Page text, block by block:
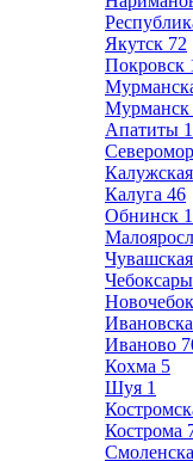
Якутск 72
Покровск
Мурманск
Апатиты
Калуга 46
Обнинск
Чебоксары
Иваново
Кохма 5
Шуя 1
Кострома